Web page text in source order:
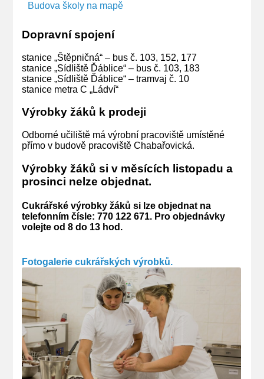
Budova školy na mapě
Dopravní spojení
stanice „Štěpničná“ – bus č. 103, 152, 177
stanice „Sídliště Ďáblice“ – bus č. 103, 183
stanice „Sídliště Ďáblice“ – tramvaj č. 10
stanice metra C „Ládví“
Výrobky žáků k prodeji
Odborné učiliště má výrobní pracoviště umístěné
přímo v budově pracoviště Chabařovická.
Výrobky žáků si v měsících listopadu a
prosinci nelze objednat.
Cukrářské výrobky žáků si lze objednat na
telefonním čísle: 770 122 671. Pro objednávky
volejte od 8 do 13 hod.
Fotogalerie cukrářských výrobků.